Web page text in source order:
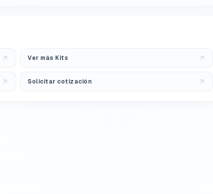
Ver más Kits
Solicitar cotización